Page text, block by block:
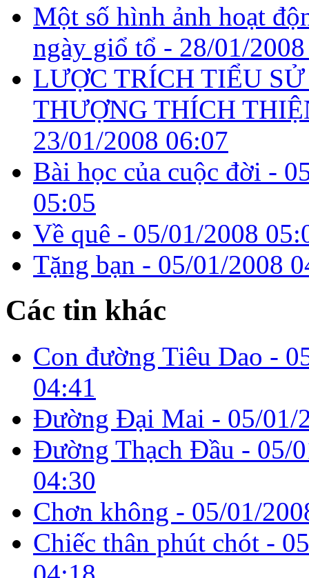
Một số hình ảnh hoạt
ngày giổ tổ - 28/01/
LƯỢC TRÍCH TIỂU
THƯỢNG THÍCH
23/01/2008 06:07
Bài học của cuộc đời -
05:05
Về quê - 05/01/2008
Tặng bạn - 05/01/2008
Các tin khác
Con đường Tiêu Dao -
04:41
Đường Đại Mai - 05/01/
Đường Thạch Đầu - 05/
04:30
Chơn không - 05/01/
Chiếc thân phút chót -